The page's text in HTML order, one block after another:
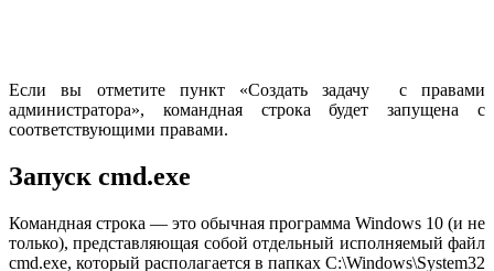
Если вы отметите пункт «Создать задачу с правами
администратора», командная строка будет запущена с
соответствующими правами.
Запуск cmd.exe
Командная строка — это обычная программа Windows 10 (и не
только), представляющая собой отдельный исполняемый файл
cmd.exe, который располагается в папках C:\Windows\System32